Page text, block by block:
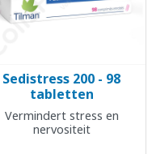
Sedistress 200 - 98
tabletten
Vermindert stress en
nervositeit